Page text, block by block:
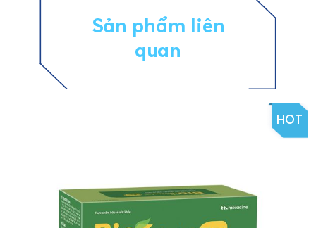
Sản phẩm liên
quan
HOT